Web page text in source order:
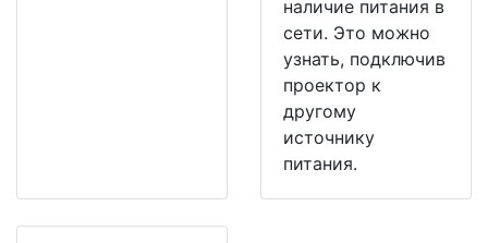
наличие питания в
сети. Это можно
узнать, подключив
проектор к
другому
источнику
питания.